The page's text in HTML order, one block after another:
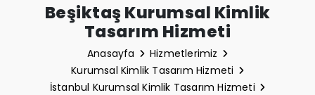
Beşiktaş Kurumsal Kimlik
Tasarım Hizmeti
Anasayfa
Hizmetlerimiz
Kurumsal Kimlik Tasarım Hizmeti
İstanbul Kurumsal Kimlik Tasarım Hizmeti